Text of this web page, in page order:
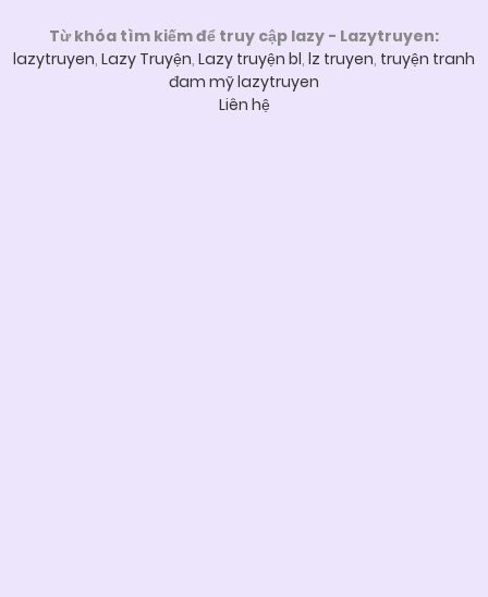
Từ khóa tìm kiếm để truy cập lazy - Lazytruyen:
lazytruyen, Lazy Truyện, Lazy truyện bl, lz truyen, truyện tranh
đam mỹ lazytruyen
Liên hệ